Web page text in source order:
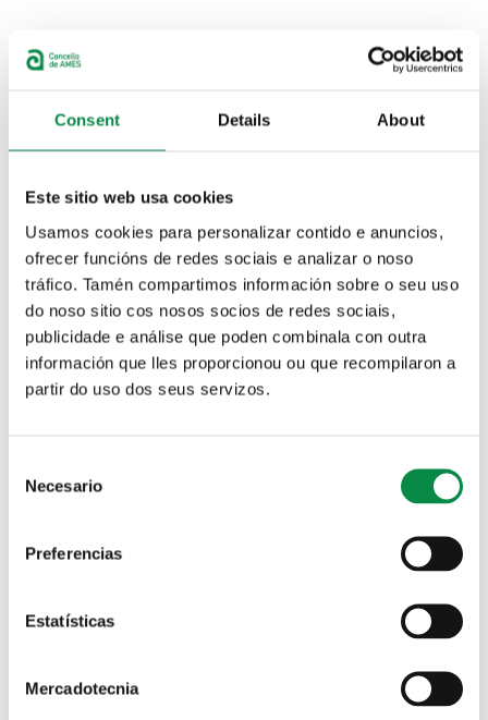
Consent Details About
Este sitio web usa cookies
Usamos cookies para personalizar contido e anuncios,
ofrecer funcións de redes sociais e analizar o noso
tráfico. Tamén compartimos información sobre o seu uso
do noso sitio cos nosos socios de redes sociais,
publicidade e análise que poden combinala con outra
información que lles proporcionou ou que recompilaron a
partir do uso dos seus servizos.
Selection
Necesario
Preferencias
Estatísticas
Mercadotecnia
Ás 20.00 horas.
Concertos Programa AmesON
O martes 10 de agosto, ás 20.00 horas, no Parque do
Ames On. Os veciños e as veciñas de Ames gozarán
de Pepo Suevos, Fátima Pego e Josep Ruíz nunha
pequena verbena con música e humor.